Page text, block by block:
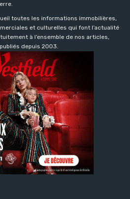
toutes les informations immobilières,
et culturelles qui font l’actualité
à l’ensemble de nos articles,
depuis 2003.